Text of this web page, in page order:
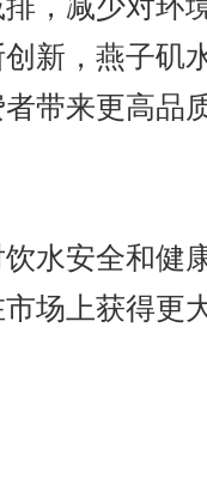
，减少对环
新，燕子矶
带来更高品
水安全和健
场上获得更